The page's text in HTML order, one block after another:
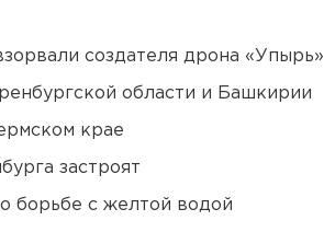
создателя дрона «Упырь»
области и Башкирии
крае
застроят
борьбе с желтой водой